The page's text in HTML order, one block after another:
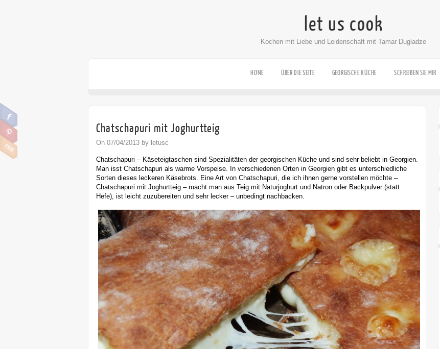
let us cook
Kochen mit Liebe und Leidenschaft mit Tamar Dugladze
HOME ÜBER DIE SEITE GEORGISCHE KÜCHE SCHREIBEN SIE MIR
Chatschapuri mit Joghurtteig
On 07/04/2013 by letusc
Chatschapuri – Käseteigtaschen sind Spezialitäten der georgischen Küche und sind sehr beliebt in Georgien.
Man isst Chatschapuri als warme Vorspeise. In verschiedenen Orten in Georgien gibt es unterschiedliche
Sorten dieses leckeren Käsebrots. Eine Art von Chatschapuri, die ich ihnen gerne vorstellen möchte –
Chatschapuri mit Joghurtteig – macht man aus Teig mit Naturjoghurt und Natron oder Backpulver (statt
Hefe), ist leicht zuzubereiten und sehr lecker – unbedingt nachbacken.